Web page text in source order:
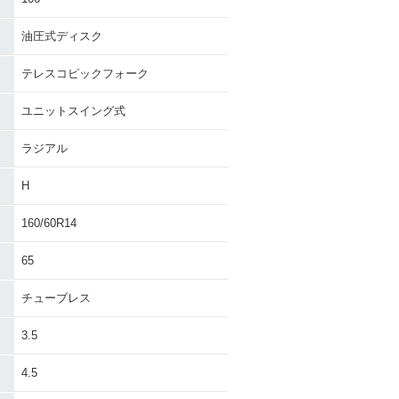
油圧式ディスク
テレスコピックフォーク
ユニットスイング式
ラジアル
H
160/60R14
65
チューブレス
3.5
4.5